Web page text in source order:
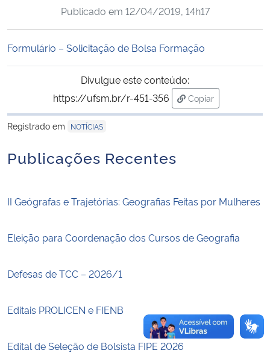
Ministério da Cidadania
Ministério da Ciência, Tecnologia, Inovações e Comunicações
Ministério do Turismo
Ministério do Desenvolvimento Regional
Controladoria-Geral da União
Publicado em 12/04/2019, 14h17
Formulário – Solicitação de Bolsa Formação
Divulgue este conteúdo:
https://ufsm.br/r-451-356
Copiar
para área de
Registrado em
NOTÍCIAS
Publicações Recentes
II Geógrafas e Trajetórias: Geografias Feitas por Mulheres
Eleição para Coordenação dos Cursos de Geografia
Defesas de TCC – 2026/1
Editais PROLICEN e FIENB
Edital de Seleção de Bolsista FIPE 2026